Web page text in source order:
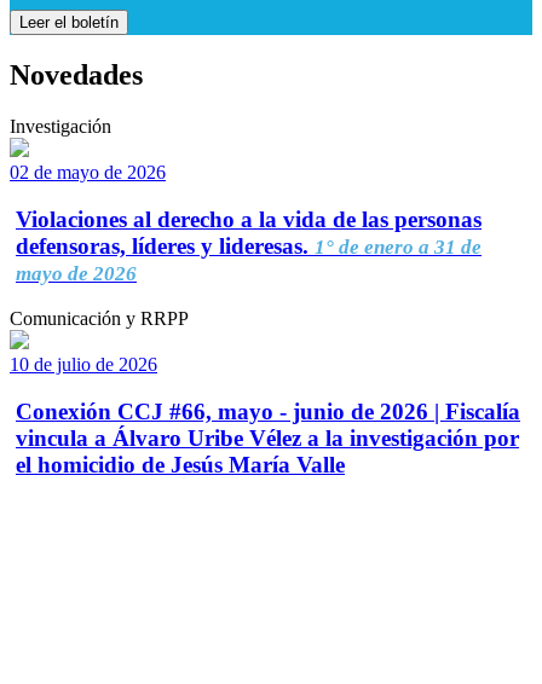
Leer el boletín
Novedades
Investigación
02 de mayo de 2026
Violaciones al derecho a la vida de las personas
defensoras, líderes y lideresas. 1° de enero a 31 de
mayo de 2026
Comunicación y RRPP
10 de julio de 2026
Conexión CCJ #66, mayo - junio de 2026 | Fiscalía
vincula a Álvaro Uribe Vélez a la investigación por
el homicidio de Jesús María Valle